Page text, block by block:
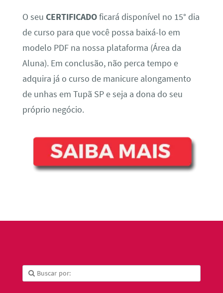
O seu CERTIFICADOficará disponível no 15° dia
de curso para que você possa baixá-lo em
modelo PDF na nossa plataforma (Área da
Aluna). Em conclusão, não perca tempo e
adquira já o curso de manicure alongamento
de unhas em Tupã SP e seja a dona do seu
próprio negócio.